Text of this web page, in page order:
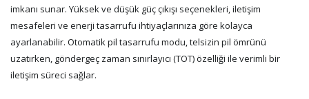
imkanı sunar. Yüksek ve düşük güç çıkışı seçenekleri, iletişim
mesafeleri ve enerji tasarrufu ihtiyaçlarınıza göre kolayca
ayarlanabilir. Otomatik pil tasarrufu modu, telsizin pil ömrünü
uzatırken, göndergeç zaman sınırlayıcı (TOT) özelliği ile verimli bir
iletişim süreci sağlar.